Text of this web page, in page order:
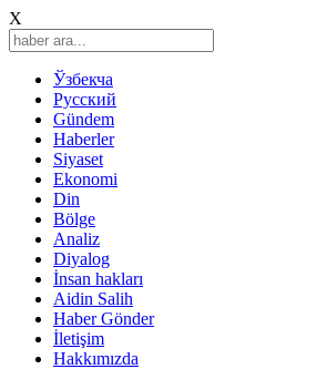
X
Ўзбекча
Русский
Gündem
Haberler
Siyaset
Ekonomi
Din
Bölge
Analiz
Diyalog
İnsan hakları
Aidin Salih
Haber Gönder
İletişim
Hakkımızda